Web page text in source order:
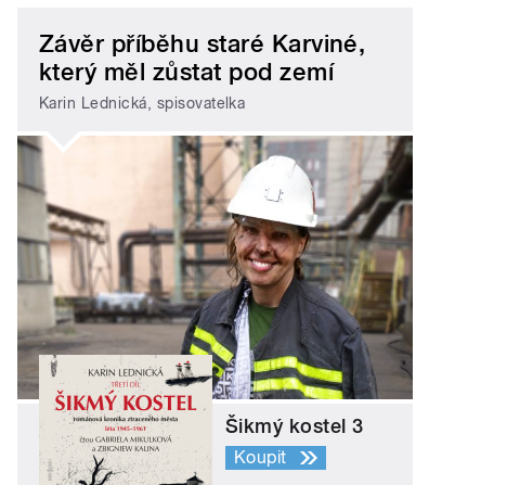
Závěr příběhu staré Karviné,
který měl zůstat pod zemí
Karin Lednická, spisovatelka
Šikmý kostel 3
Koupit